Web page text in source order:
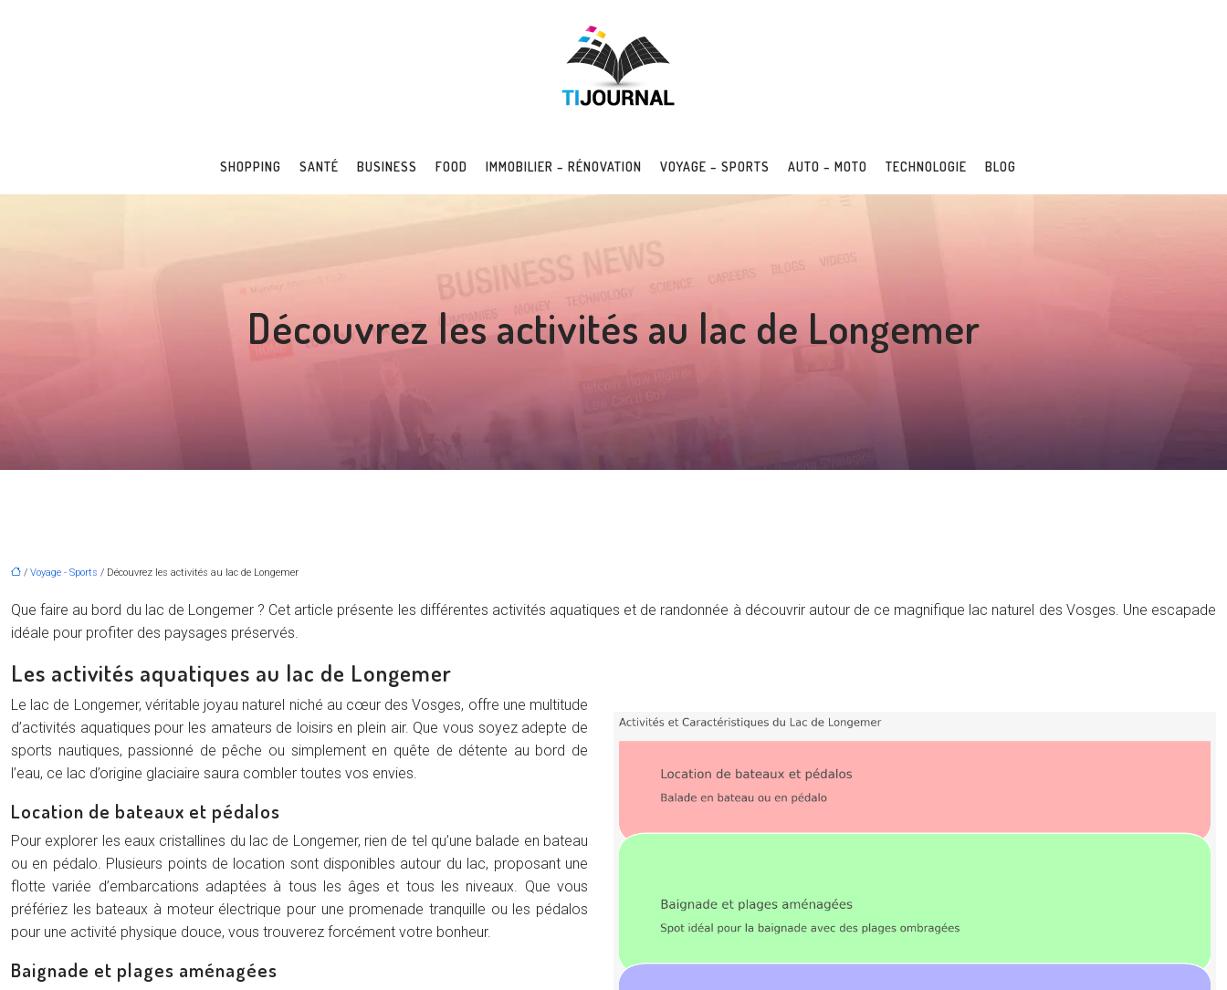
SHOPPING SANTÉ BUSINESS FOOD IMMOBILIER – RÉNOVATION VOYAGE – SPORTS AUTO – MOTO TECHNOLOGIE BLOG
Découvrez les activités au lac de Longemer
/ Voyage - Sports / Découvrez les activités au lac de Longemer
Que faire au bord du lac de Longemer ? Cet article présente les différentes activités aquatiques et de randonnée à découvrir autour de ce magnifique lac naturel des Vosges. Une escapade
idéale pour profiter des paysages préservés.
Les activités aquatiques au lac de Longemer
Le lac de Longemer, véritable joyau naturel niché au cœur des Vosges, offre une multitude
d’activités aquatiques pour les amateurs de loisirs en plein air. Que vous soyez adepte de
sports nautiques, passionné de pêche ou simplement en quête de détente au bord de
l’eau, ce lac d’origine glaciaire saura combler toutes vos envies.
Location de bateaux et pédalos
Pour explorer les eaux cristallines du lac de Longemer, rien de tel qu’une balade en bateau
ou en pédalo. Plusieurs points de location sont disponibles autour du lac, proposant une
flotte variée d’embarcations adaptées à tous les âges et tous les niveaux. Que vous
préfériez les bateaux à moteur électrique pour une promenade tranquille ou les pédalos
pour une activité physique douce, vous trouverez forcément votre bonheur.
Baignade et plages aménagées